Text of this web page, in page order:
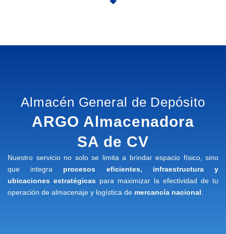
Almacén General de Depósito
ARGO Almacenadora
SA de CV
Nuestro servicio no solo se limita a brindar espacio físico, sino
que integra procesos eficientes, infraestructura y
ubicaciones estratégicas para maximizar la efectividad de tu
operación de almacenaje y logística de mercancía nacional